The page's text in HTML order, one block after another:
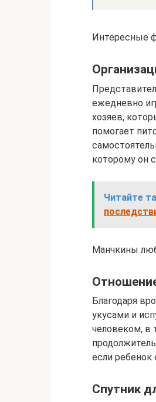
Интересные
ежедневно
хозяев,
помогает
которому он
Читайте
Манчкины
Благодаря
укусами и
человеком, в
если ребенок
Спутник